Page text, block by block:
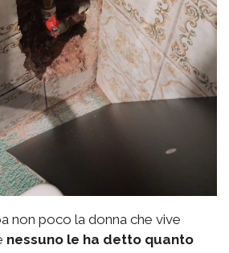
non poco la donna che vive
nessuno le ha detto quanto